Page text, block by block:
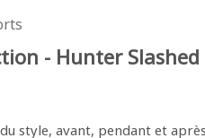
- Hunter
style, avant, pendant et